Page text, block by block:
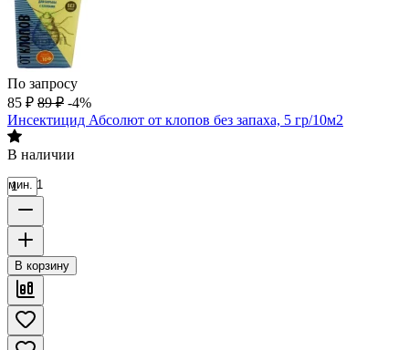
По запросу
85 ₽ 89 ₽ -4%
Инсектицид Абсолют от клопов без запаха, 5 гр/10м2
В наличии
мин. 1
В корзину